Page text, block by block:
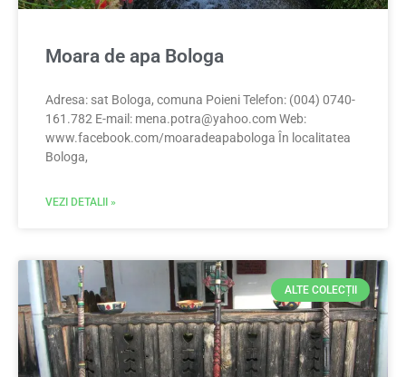
Moara de apa Bologa
Adresa: sat Bologa, comuna Poieni Telefon: (004) 0740-
161.782 E-mail: mena.potra@yahoo.comWeb:
www.facebook.com/moaradeapabologa În localitatea
Bologa,
VEZI DETALII »
ALTE COLECȚII